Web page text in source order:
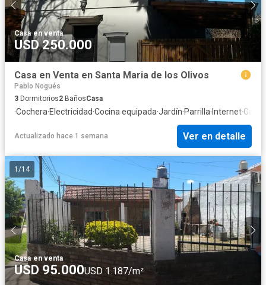
Casa·en venta
USD 250.000
Casa en Venta en Santa Maria de los Olivos
Pablo Nogués
3 Dormitorios2 BañosCasa
·Cochera·Electricidad·Cocina equipada·Jardín·Parrilla· Internet·Gas
Actualizado hace 1 semana Ver en detalle
1 /14
Casa·en venta
USD 95.000USD 1.187/m²